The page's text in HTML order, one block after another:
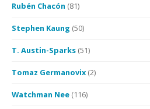
Rubén Chacón (81)
Stephen Kaung (50)
T. Austin-Sparks (51)
Tomaz Germanovix (2)
Watchman Nee (116)